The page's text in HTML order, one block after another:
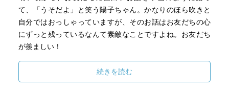
て、「うそだよ」と笑う陽子ちゃん。かなりのほら吹きと
自分ではおっしゃっていますが、そのお話はお友だちの心
にずっと残っているなんて素敵なことですよね。お友だち
が羨ましい！
ん。そんな彼女が童話作家となって描く世界が形作られた
のは、東京の生家で一緒に暮らしたおばあさんと、文子伯
続きを読む